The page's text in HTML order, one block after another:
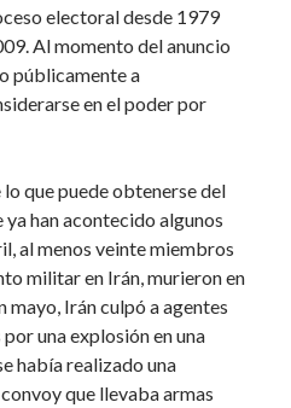
electoral desde 1979
Al momento del anuncio
públicamente a
en el poder por
que puede obtenerse del
han acontecido algunos
al menos veinte miembros
militar en Irán, murieron en
mayo, Irán culpó a agentes
una explosión en una
había realizado una
que llevaba armas